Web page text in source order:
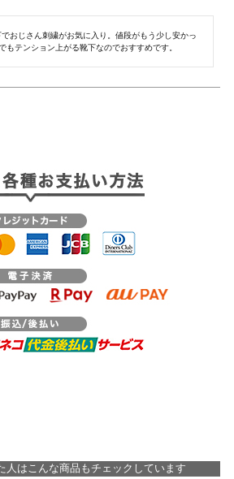
おじさん刺繍がお気に入り。値段がもう少し安かっ
もテンション上がる靴下なのでおすすめです。
人はこんな商品もチェックしています